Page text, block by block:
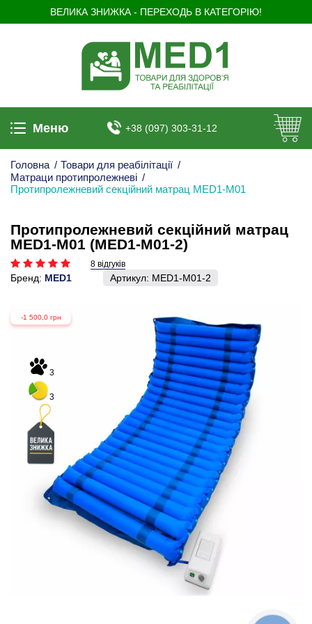
ВЕЛИКА ЗНИЖКА - ПЕРЕХОДЬ В КАТЕГОРІЮ!
Меню +38 (097) 303-31-12
Головна / Товари для реабілітації /
Матраци протипролежневі /
Протипролежневий секційний матрац MED1-M01
Протипролежневий секційний матрац
MED1-M01 (MED1-M01-2)
8 відгуків
Бренд: MED1 Артикул: MED1-M01-2
-1 500,0 грн
3
3